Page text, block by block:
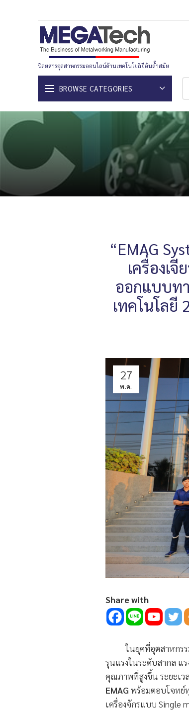
นิตยสารอุตสาหกรรมออนไลน์ด้านเทคโนโยลียีอันล้ำสมัย
BROWSE CATEGORIES
“EMAG
เครื่องเ
ออกแบบท
เทคโนโลยี
27
พ.ค.
Share with
ในยุคที่อุตสาหกรรมก
รุนแรงในระดับสากล แ
คุณภาพที่สูงขึ้น ระยะเว
EMAG พร้อมตอบโจทย์
เครื่องจักรแบบ Single